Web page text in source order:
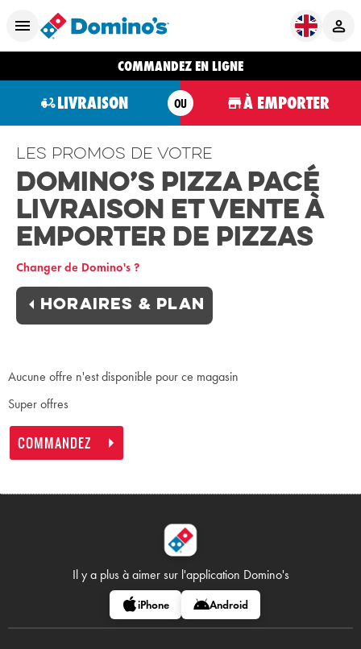
COMMANDEZ EN LIGNE
LIVRAISON OU À EMPORTER
Les promos de votre
Domino’s Pizza Pacé
Livraison et Vente à
Emporter de Pizzas
Changer de Domino's ?
Horaires & plan
Aucune offre n'est disponible pour ce magasin
Super offres
COMMANDEZ
Il y a plus à aimer sur l'application Domino's
iPhone Android